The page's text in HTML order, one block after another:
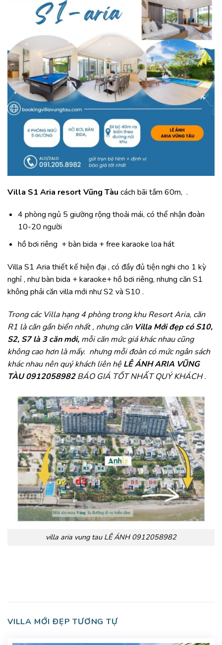
Villa S1 Aria resort Vũng Tàu cách bãi tắm 60m, .
4 phòng ngủ 5 giường rộng thoải mái, có thể nhận đoàn
10-20 người
hồ bơi riêng + bàn bida + free karaoke loa hát
Villa S1 Aria thiết kế hiện đại , có đầy đủ tiện nghi cho 1 kỳ
nghỉ , như bàn bida + karaoke+ hồ bơi riêng, nhưng căn S1
không phải căn villa mới như S2 và S10 .
Trong các Villa hạng 4 phòng trong khu Resort Aria, căn
R1 là căn gần biển nhất , nhưng căn Villa Mới đẹp có S10,
S2, S7 là 3 căn mới, mỗi căn mức giá khác nhau cũng
không cao hơn là mấy. nhưng mỗi đoàn có mức ngân sách
khác nhau nên quý khách liên hệ LÊ ÁNH ARIA VŨNG
TÀU 0912058982BÁO GIÁ TỐT NHẤT QUÝ KHÁCH .
villa aria vung tau LÊ ÁNH 0912058982
VILLA MỚI ĐẸP TƯƠNG TỰ